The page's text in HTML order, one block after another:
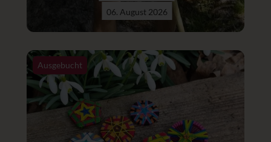
06. August 2026
Ausgebucht